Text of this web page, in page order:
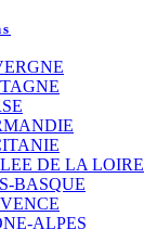
DE LA LOIRE
BASQUE
ALPES